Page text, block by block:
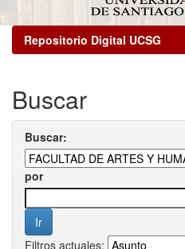
Repositorio Digital UCSG
Buscar
Buscar:
por
Filtros actuales: